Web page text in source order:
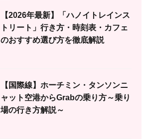
【2026年最新】「ハノイトレインス
トリート」行き方・時刻表・カフェ
のおすすめ選び方を徹底解説
【国際線】ホーチミン・タンソンニ
ャット空港からGrabの乗り方～乗り
場の行き方解説～